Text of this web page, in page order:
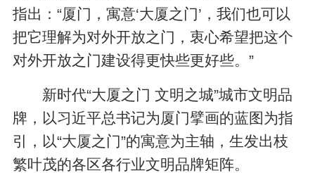
指出：“厦门，寓意‘大厦之门’，我们也可以
把它理解为对外开放之门，衷心希望把这个
对外开放之门建设得更快些更好些。”
新时代“大厦之门 文明之城”城市文明品
牌，以习近平总书记为厦门擘画的蓝图为指
引，以“大厦之门”的寓意为主轴，生发出枝
繁叶茂的各区各行业文明品牌矩阵。